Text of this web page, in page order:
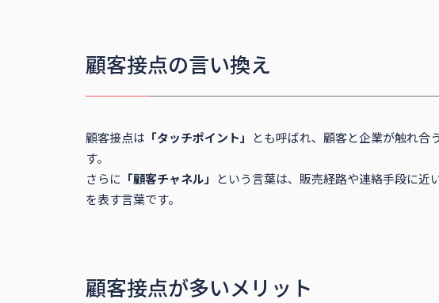
顧客接点の言い換え
顧客接点は 「タッチポイント」
とも呼ばれ、顧客と企業が触れ合
す。
さらに 「顧客チャネル」
という言葉は、販売経路や連絡手段に
を表す言葉です。
顧客接点が多いメリット